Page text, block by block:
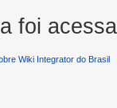
foi
Wiki Integrator do Brasil